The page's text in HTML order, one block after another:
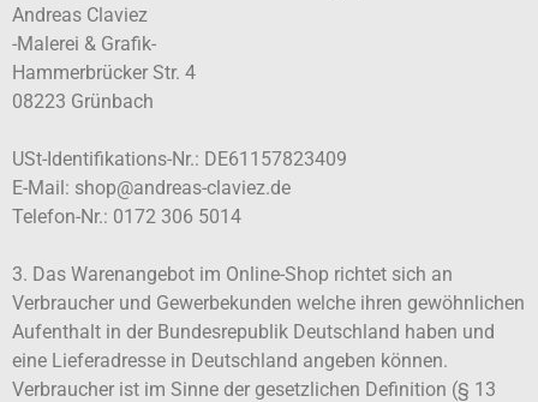
Andreas Claviez
-Malerei & Grafik-
Hammerbrücker Str. 4
08223 Grünbach
USt-Identifikations-Nr.: DE61157823409
E-Mail: shop@andreas-claviez.de
Telefon-Nr.: 0172 306 5014
3. Das Warenangebot im Online-Shop richtet sich an
Verbraucher und Gewerbekunden welche ihren gewöhnlichen
Aufenthalt in der Bundesrepublik Deutschland haben und
eine Lieferadresse in Deutschland angeben können.
Verbraucher ist im Sinne der gesetzlichen Definition (§ 13